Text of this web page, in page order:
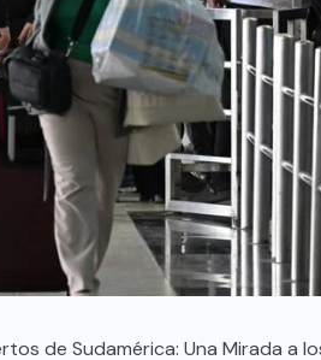
de Sudamérica: Una Mirada a